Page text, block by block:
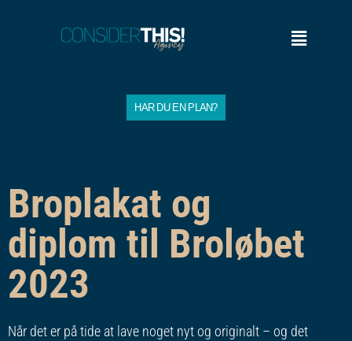
HAR DU EN PLAN?
Broplakat og
diplom til Broløbet
2023
Når det er på tide at lave noget nyt og originalt – og det